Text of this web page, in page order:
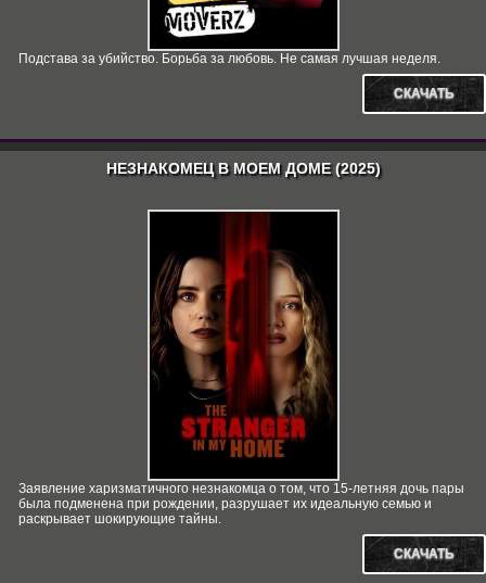
Подстава за убийство. Борьба за любовь. Не самая лучшая неделя.
СКАЧАТЬ
НЕЗНАКОМЕЦ В МОЕМ ДОМЕ (2025)
Заявление харизматичного незнакомца о том, что 15-летняя дочь пары
была подменена при рождении, разрушает их идеальную семью и
раскрывает шокирующие тайны.
СКАЧАТЬ